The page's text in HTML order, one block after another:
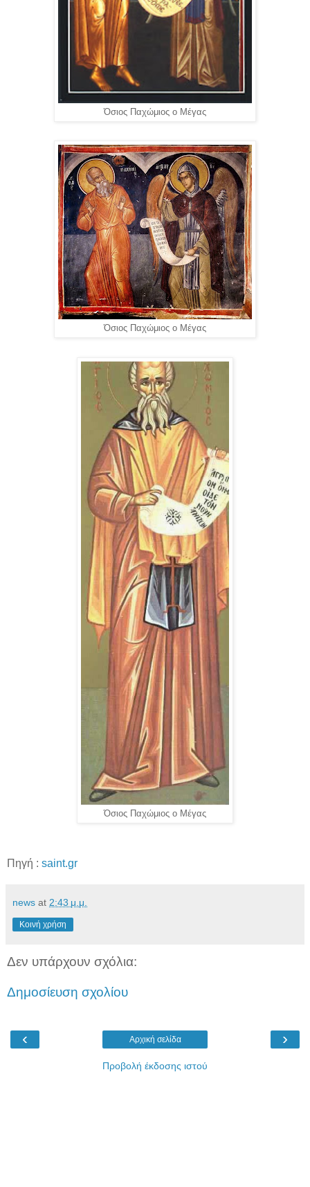
Όσιος Παχώμιος ο Μέγας
Όσιος Παχώμιος ο Μέγας
Όσιος Παχώμιος ο Μέγας
Πηγή : saint.gr
news at 2:43 μ.μ.
Κοινή χρήση
Δεν υπάρχουν σχόλια:
Δημοσίευση σχολίου
‹ ›
Αρχική σελίδα
Προβολή έκδοσης ιστού